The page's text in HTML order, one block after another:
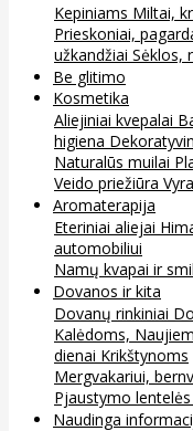
Kepiniams Miltai,
Prieskoniai,
užkandžiai Sėklos,
Be glitimo
Kosmetika
Aliejiniai kvepalai
higiena
Naturalūs muilai
Veido priežiūra
Aromaterapija
Eteriniai aliejai
automobiliui
Namų kvapai ir
Dovanos ir kita
Dovanų rinkiniai
Kalėdoms,
dienai Krikštynoms
Mergvakariui,
Pjaustymo lentelės
Naudinga